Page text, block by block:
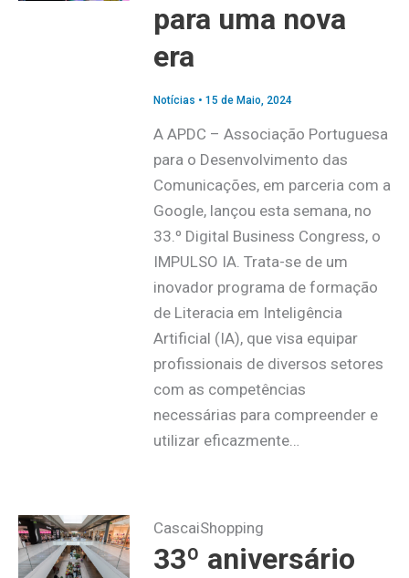
para uma nova
era
Notícias • 15 de Maio, 2024
A APDC – Associação Portuguesa
para o Desenvolvimento das
Comunicações, em parceria com a
Google, lançou esta semana, no
33.º Digital Business Congress, o
IMPULSO IA. Trata-se de um
inovador programa de formação
de Literacia em Inteligência
Artificial (IA), que visa equipar
profissionais de diversos setores
com as competências
necessárias para compreender e
utilizar eficazmente…
CascaiShopping
33º aniversário